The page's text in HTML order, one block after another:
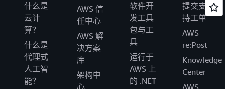
什么是
云计
算？
什么是
代理式
人工智
能？
AWS 信
任中心
AWS 解
决方案
库
架构中
心
软件开
发工具
包与工
具
运行于
AWS 上
的 .NET
提交支
持工单
AWS
re:Post
Knowledge
Center
AWS